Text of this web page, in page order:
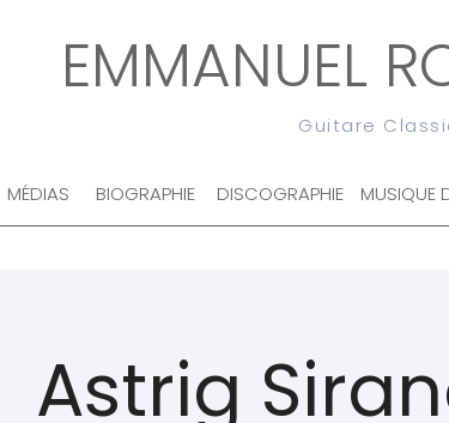
EMMANUEL
Guitare
MÉDIAS BIOGRAPHIE DISCOGRAPHIE MUSIQUE
Astrig